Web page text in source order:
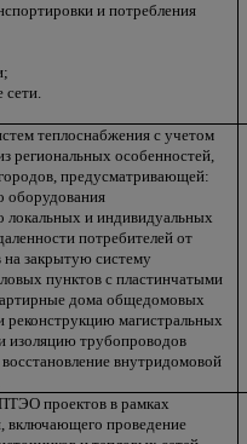
и потребления
сети.
теплоснабжения с учетом
региональных особенностей,
предусматривающей:
оборудования
локальных и индивидуальных
потребителей от
закрытую систему
пунктов с пластинчатыми
дома общедомовых
реконструкцию магистральных
изоляцию трубопроводов
внутридомовой
проектов в рамках
включающего проведение